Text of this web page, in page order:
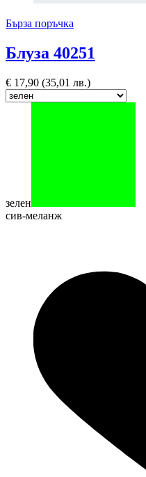
Бърза поръчка
Блуза 40251
€ 17,90 (35,01 лв.)
зелен
сив-меланж